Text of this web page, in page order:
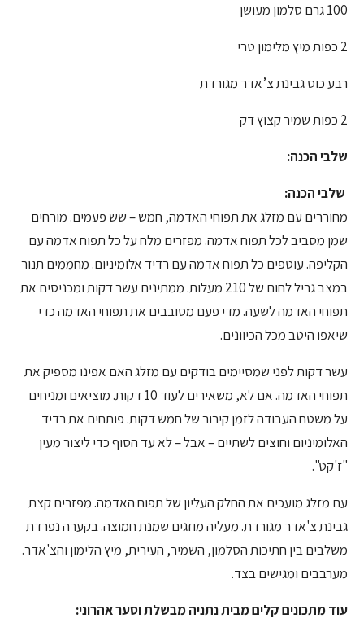
100 גרם סלמון מעושן
2 כפות מיץ מלימון טרי
רבע כוס גבינת צ’אדר מגורדת
2 כפות שמיר קצוץ דק
שלבי הכנה:
שלבי הכנה:
מחוררים עם מזלג את תפוחי האדמה, חמש – שש פעמים. מורחים
שמן מסביב לכל תפוח אדמה. מפזרים מלח על כל תפוח אדמה עם
הקליפה. עוטפים כל תפוח אדמה עם רדיד אלומיניום. מחממים תנור
במצב גריל לחום של 210 מעלות. ממתינים עשר דקות ומכניסים את
תפוחי האדמה לשעה. מדי פעם מסובבים את תפוחי האדמה כדי
שיאפו היטב מכל הכיוונים.
עשר דקות לפני שמסיימים בודקים עם מזלג האם אפינו מספיק את
תפוחי האדמה. אם לא, משאירים לעוד 10 דקות. מוציאים ומניחים
על משטח העבודה לזמן קירור של חמש דקות. פותחים את רדיד
האלומיניום וחוצים לשתיים – אבל – לא עד הסוף כדי ליצור מעין
"ז'קט".
עם מזלג מועכים את החלק העליון של תפוח האדמה. מפזרים קצת
גבינת צ'אדר מגורדת. מעליה מוזגים שמנת חמוצה. בקערה נפרדת
משלבים בין חתיכות הסלמון, השמיר, העירית, מיץ הלימון והצ'אדר.
מערבבים ומגישים בצד.
עוד מתכונים קלים מבית נתניה מבשלת וסער אהרוני: